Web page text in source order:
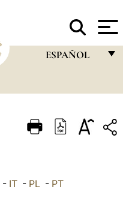
ESPAÑOL
ITALIANO
- IT - PL - PT